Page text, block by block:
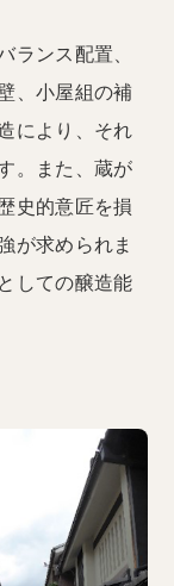
ランス配置、
、小屋組の補
により、それ
。また、蔵が
史的意匠を損
が求められま
しての醸造能